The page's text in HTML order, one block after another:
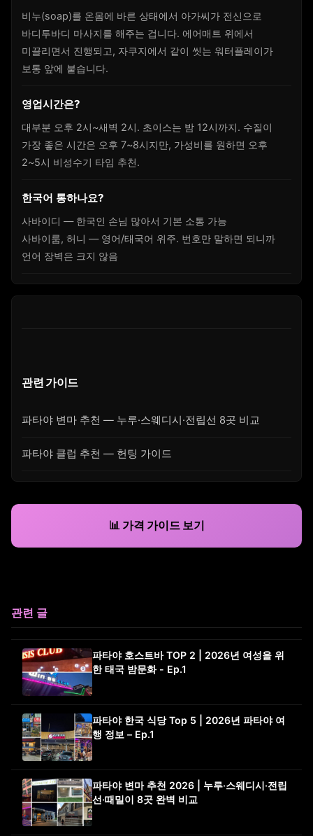
비누(soap)를 온몸에 바른 상태에서 아가씨가 전신으로
바디투바디 마사지를 해주는 겁니다. 에어매트 위에서
미끌리면서 진행되고, 자쿠지에서 같이 씻는 워터플레이가
보통 앞에 붙습니다.
영업시간은?
대부분 오후 2시~새벽 2시. 초이스는 밤 12시까지. 수질이
가장 좋은 시간은 오후 7~8시지만, 가성비를 원하면 오후
2~5시 비성수기 타임 추천.
한국어 통하나요?
사바이디 — 한국인 손님 많아서 기본 소통 가능
사바이룸, 허니 — 영어/태국어 위주. 번호만 말하면 되니까
언어 장벽은 크지 않음
관련 가이드
파타야 변마 추천 — 누루·스웨디시·전립선 8곳 비교
파타야 클럽 추천 — 헌팅 가이드
📊 가격 가이드 보기
관련 글
파타야 호스트바 TOP 2 | 2026년 여성을 위
한 태국 밤문화 - Ep.1
파타야 한국 식당 Top 5 | 2026년 파타야 여
행 정보 – Ep.1
파타야 변마 추천 2026 | 누루·스웨디시·전립
선·때밀이 8곳 완벽 비교